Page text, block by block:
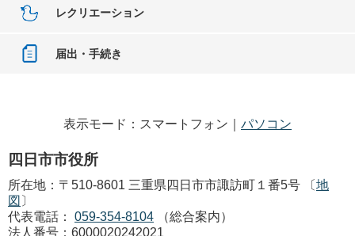
レクリエーション
届出・手続き
表示モード：スマートフォン｜ パソコン
四日市市役所
所在地：〒510-8601 三重県四日市市諏訪町１番5号 〔地
図 〕
代表電話：
059-354-8104
（総合案内）
法人番号：6000020242021